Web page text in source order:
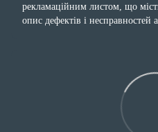
рекламаційним листом, що
опис дефектів і несправностей